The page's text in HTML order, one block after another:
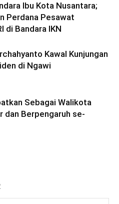
Ibu Kota Nusantara;
Perdana Pesawat
di Bandara IKN
Kawal Kunjungan
di Ngawi
Sebagai Walikota
dan Berpengaruh se-